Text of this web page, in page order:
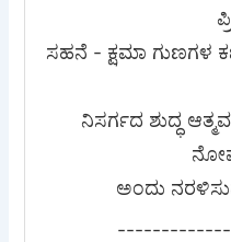
ಸಹನೆ - ಕ್ಷಮಾ ಗುಣಗಳ
ನಿಸರ್ಗದ ಶುದ್ಧ
ಅಂದು